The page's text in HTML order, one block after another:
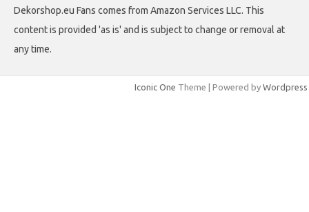
Dekorshop.eu Fans comes from Amazon Services LLC. This
content is provided 'as is' and is subject to change or removal at
any time.
Iconic One Theme | Powered by Wordpress